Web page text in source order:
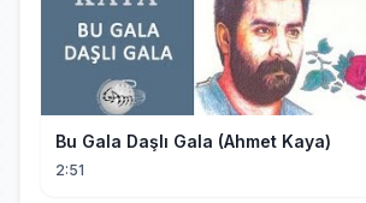
Bu Gala Daşlı Gala (Ahmet Kaya)
2:51